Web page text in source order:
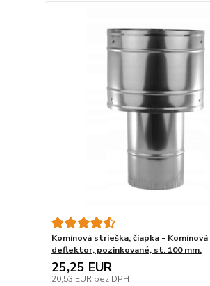
Komínová strieška, čiapka - Komínová
deflektor, pozinkované, st. 100 mm.
25,25 EUR
20,53 EUR bez DPH